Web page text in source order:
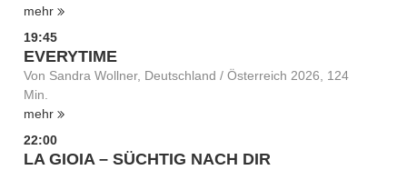
mehr
19:45
EVERYTIME
Von Sandra Wollner, Deutschland / Österreich 2026, 124
Min.
mehr
22:00
LA GIOIA – SÜCHTIG NACH DIR